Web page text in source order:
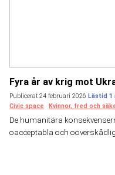
Fyra år av krig mot
Publicerat 24 februari 2026
Civic space
Kvinnor, fred och
De humanitära
oacceptabla och